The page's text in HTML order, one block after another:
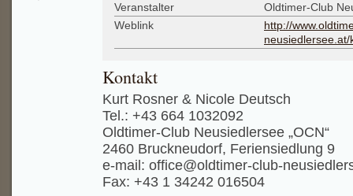
Veranstalter
Oldtimer-Club
Weblink
http://
Kontakt
Kurt Rosner & Nicole Deutsch
Tel.: +43 664 1032092
Oldtimer-Club Neusiedlersee „OCN“
2460 Bruckneudorf, Feriensiedlung 9
e-mail: office@oldtimer-club-
Fax: +43 1 34242 016504